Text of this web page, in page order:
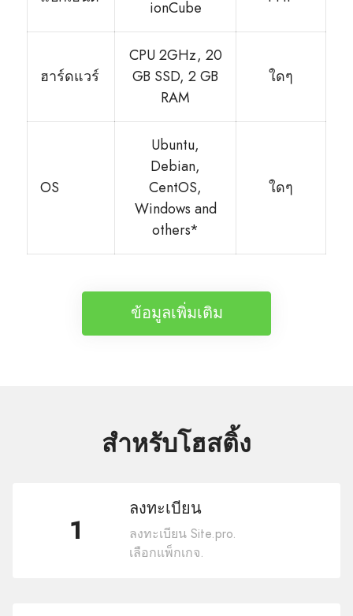
ionCube
ฮาร์ดแวร์
CPU 2GHz, 20
GB SSD, 2 GB
RAM
ใดๆ
OS
Ubuntu,
Debian,
CentOS,
Windows and
others*
ใดๆ
ข้อมูลเพิ่มเติม
สำหรับโฮสติ้ง
1
ลงทะเบียน
ลงทะเบียน Site.pro.
เลือกแพ็กเกจ.